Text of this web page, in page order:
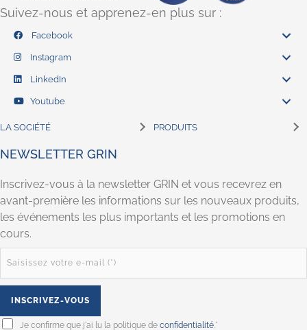
Suivez-nous et apprenez-en plus sur :
Facebook
Instagram
LinkedIn
Youtube
LA SOCIÉTÉ PRODUITS
NEWSLETTER GRIN
Inscrivez-vous à la newsletter GRIN et vous recevrez en
avant-première les informations sur les nouveaux produits,
les événements les plus importants et les promotions en
cours.
Je confirme que j'ai lu la politique de confidentialité.*